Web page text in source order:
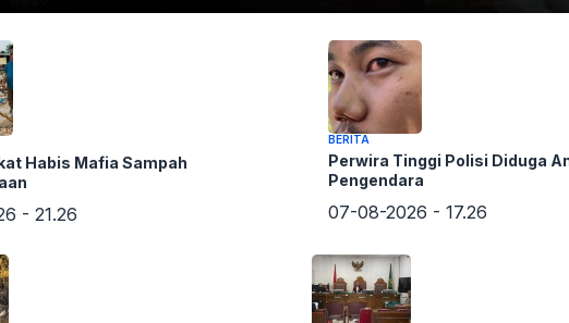
Jalin Kerja Sama Perdamaian Dunia!
(Purn) Dr. Syafruddin Kambo diterima oleh Grand Syaikh Al-
Habis Mafia Sampah
- 21.26
BERITA
Perwira Tinggi Polisi Diduga
Pengendara
07-08-2026 - 17.26